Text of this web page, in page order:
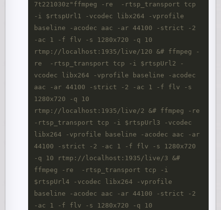
7t221030z"ffmpeg -re  -rtsp_transport tcp
-i $rtspUrl1 -vcodec libx264 -vprofile
baseline -acodec aac -ar 44100 -strict -2
-ac 1 -f flv -s 1280x720 -q 10
rtmp://localhost:1935/live/120 &# ffmpeg -
re  -rtsp_transport tcp -i $rtspUrl2 -
vcodec libx264 -vprofile baseline -acodec
aac -ar 44100 -strict -2 -ac 1 -f flv -s
1280x720 -q 10
rtmp://localhost:1935/live/2 &# ffmpeg -re
-rtsp_transport tcp -i $rtspUrl3 -vcodec
libx264 -vprofile baseline -acodec aac -ar
44100 -strict -2 -ac 1 -f flv -s 1280x720
-q 10 rtmp://localhost:1935/live/3 &#
ffmpeg -re  -rtsp_transport tcp -i
$rtspUrl4 -vcodec libx264 -vprofile
baseline -acodec aac -ar 44100 -strict -2
-ac 1 -f flv -s 1280x720 -q 10